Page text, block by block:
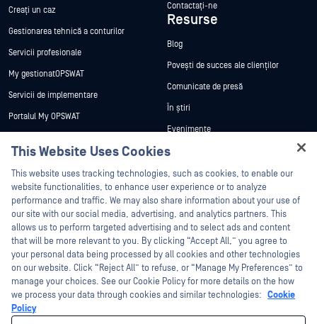
Creați un caz
Gestionarea tehnică a conturilor
Servicii profesionale
My gestionatOPSWAT
Servicii de implementare
Portalul My OPSWAT
Formare
vulnerabilităților
Parteneri
Certificare
Parteneri tehnologici
Program de parteneriat de canal
Contactați-ne
Resurse
Blog
Povești de succes ale clienților
Comunicate de presă
În știri
Evenimente
Webinare
Fișe de date
Cărți albe
Instrumente gratuite
©2026 OPSWAT . Toate drepturile rezervate. OPSWAT, MetaDefender, Metascan,
MetaAccess, OPSWAT , Trust no File. Trust No Device., OPSWAT , Protecting the
This Website Uses Cookies
This website uses tracking technologies, such as cookies, to enable our
website functionalities, to enhance user experience or to analyze
performance and traffic. We may also share information about your use of
our site with our social media, advertising, and analytics partners. This
allows us to perform targeted advertising and to select ads and content
that will be more relevant to you. By clicking “Accept All,” you agree to
your personal data being processed by all cookies and other technologies
on our website. Click “Reject All” to refuse, or “Manage My Preferences” to
manage your choices. See our Cookie Policy for more details on the how
we process your data through cookies and similar technologies: Cookie
Policy
Hey there!
I'm Ozzy, your OPSWAT virtual assistant.
How can I help you secure what's critical
today?